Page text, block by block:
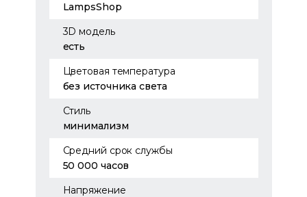
LampsShop
3D модель
есть
Цветовая температура
без источника света
Стиль
минимализм
Средний срок службы
50 000 часов
Напряжение